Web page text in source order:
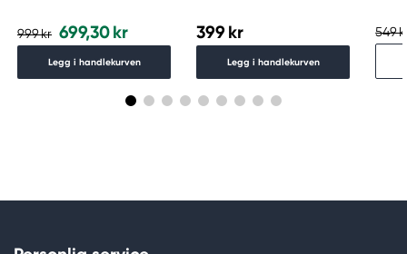
999 kr 699,30 kr
Legg i handlekurven
399 kr
Legg i handlekurven
549